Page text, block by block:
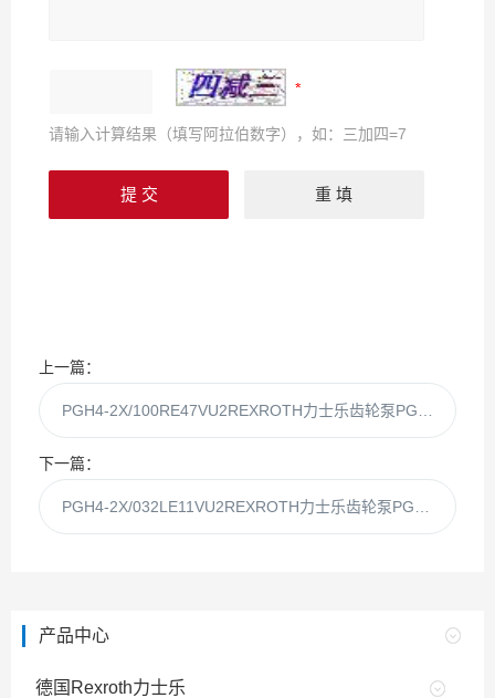
请输入计算结果（填写阿拉伯数字），如：三加四=7
上一篇：
下一篇：
产品中心
德国Rexroth力士乐